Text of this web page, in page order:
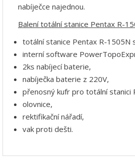
nabíječce najednou.
Balení totální stanice Pentax R-
totální stanice Pentax R-1505N
interní software
2ks nabíjecí baterie,
nabíječka baterie z 220V,
přenosný kufr pro totální stanici
olovnice,
rektifikační nářadí,
vak proti dešti.